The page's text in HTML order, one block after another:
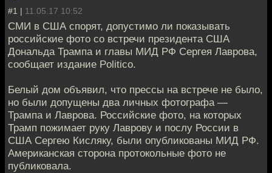
#1 | 11.05.17 10:52
СМИ в США спорят, допустимо ли показывать
российские фото со встречи президента США
Дональда Трампа и главы МИД РФ Сергея Лаврова,
сообщает издание Politico.
Белый дом объявил, что прессы на встрече не было,
но были допущены два личных фотографа —
Трампа и Лаврова. Российские фото, на которых
Трамп пожимает руку Лаврову и послу России в
США Сергею Кисляку, были опубликованы МИД РФ.
Американская сторона протокольные фото не
публиковала.